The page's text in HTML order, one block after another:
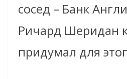
сосед – Банк
Ричард Шеридан
придумал для